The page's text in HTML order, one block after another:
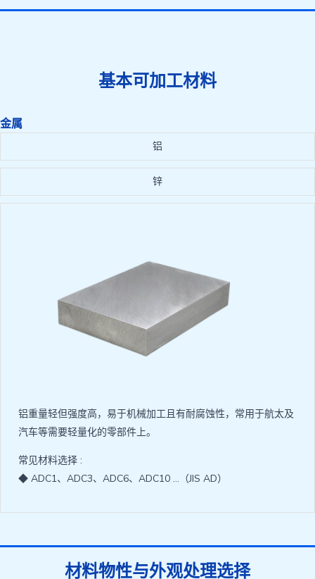
基本可加工材料
金属
铝
锌
铝重量轻但强度高，易于机械加工且有耐腐蚀性，常用于航太及
汽车等需要轻量化的零部件上。
常见材料选择 :
◆ ADC1、ADC3、ADC6、ADC10 …（JIS AD）
材料物性与外观处理选择